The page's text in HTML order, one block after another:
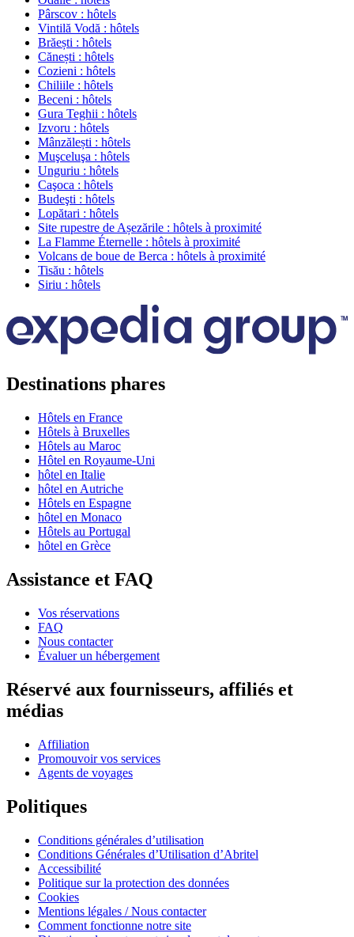
Pârscov : hôtels
Vintilă Vodă : hôtels
Brăești : hôtels
Cănești : hôtels
Cozieni : hôtels
Chiliile : hôtels
Beceni : hôtels
Gura Teghii : hôtels
Izvoru : hôtels
Mânzălești : hôtels
Muşceluşa : hôtels
Unguriu : hôtels
Caşoca : hôtels
Budeşti : hôtels
Lopătari : hôtels
Site rupestre de Așezările : hôtels à proximité
La Flamme Éternelle : hôtels à proximité
Volcans de boue de Berca : hôtels à proximité
Tisău : hôtels
Siriu : hôtels
Destinations phares
Hôtels en France
Hôtels à Bruxelles
Hôtels au Maroc
Hôtel en Royaume-Uni
hôtel en Italie
hôtel en Autriche
Hôtels en Espagne
hôtel en Monaco
Hôtels au Portugal
hôtel en Grèce
Assistance et FAQ
Vos réservations
FAQ
Nous contacter
Évaluer un hébergement
Réservé aux fournisseurs, affiliés et
médias
Affiliation
Promouvoir vos services
Agents de voyages
Politiques
Conditions générales d’utilisation
Conditions Générales d’Utilisation d’Abritel
Accessibilité
Politique sur la protection des données
Cookies
Mentions légales / Nous contacter
Comment fonctionne notre site